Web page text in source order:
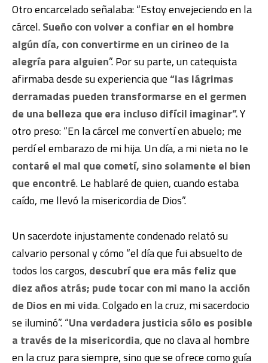
Otro encarcelado señalaba: “Estoy envejeciendo en la
cárcel.Sueño con volver a confiar en el hombre
algún día, con convertirme en un cirineo de la
alegría para alguien”. Por su parte, un catequista
afirmaba desde su experiencia que“las lágrimas
derramadas pueden transformarse en el germen
de una belleza que era incluso difícil imaginar”.Y
otro preso: “En la cárcel me convertí en abuelo; me
perdí el embarazo de mi hija. Un día, a mi nietano le
contaré el mal que cometí, sino solamente el bien
que encontré. Le hablaré de quien, cuando estaba
caído, me llevó la misericordia de Dios”.
Un sacerdote injustamente condenado relató su
calvario personal y cómo “el día que fui absuelto de
todos los cargos, descubrí que era más feliz que
diez años atrás; pude tocar con mi mano la acción
de Dios en mi vida. Colgado en la cruz, mi sacerdocio
se iluminó”. “Una verdadera justicia sólo es posible
a través de la misericordia, que no clava al hombre
en la cruz para siempre, sino que se ofrece como guía